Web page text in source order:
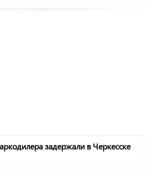
задержали в Черкесске